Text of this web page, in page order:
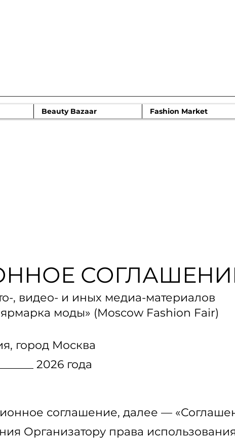
2022Beauty Bazaar Fashion Market
, видео- и иных медиа-материалов
моды» (Moscow Fashion Fair)
город Москва
2026 года
соглашение, далее —
Организатору права